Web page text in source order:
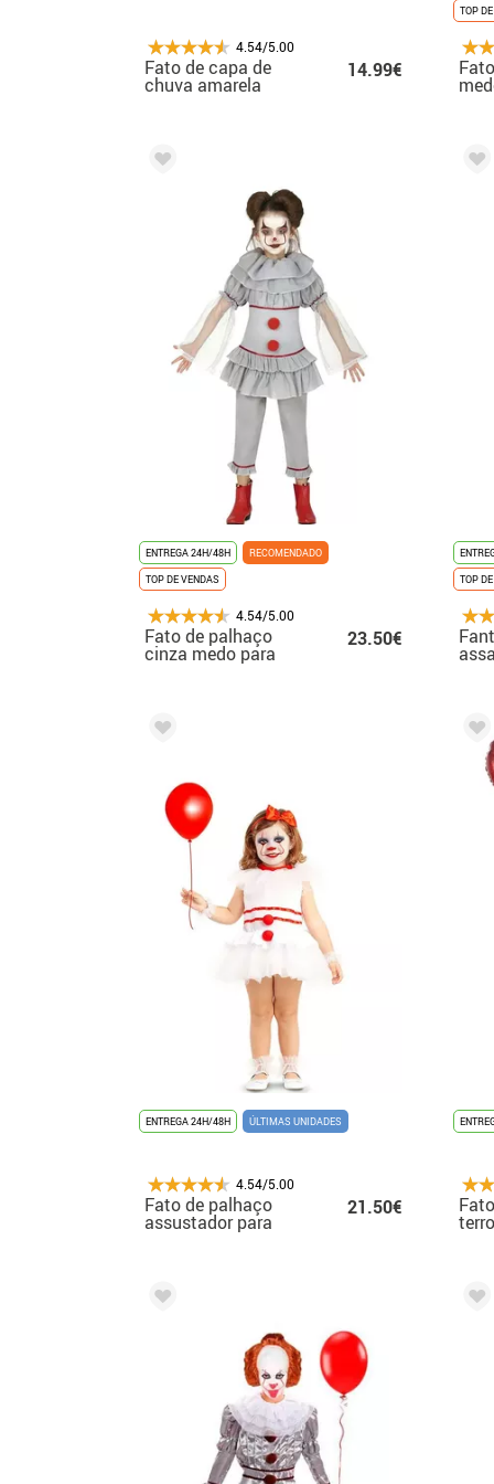
4.54/5.00
Fato de capa de
chuva amarela
14.99€
TOP
ENTREGA 24H/48H
RECOMENDADO
TOP DE VENDAS
4.54/5.00
Fato de palhaço
cinza medo para
23.50€
TOP
ENTREGA 24H/48H ÚLTIMAS UNIDADES
4.54/5.00
Fato de palhaço
assustador para
21.50€